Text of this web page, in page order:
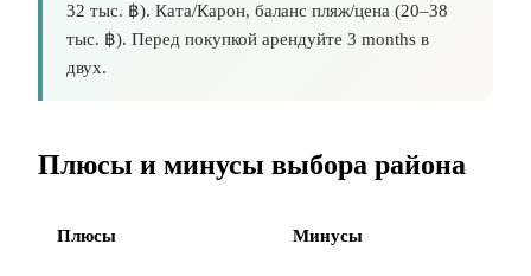
32 тыс. ฿). Ката/Карон, баланс пляж/цена (20–38
тыс. ฿). Перед покупкой арендуйте 3 months в
двух.
Плюсы и минусы выбора района
Плюсы Минусы